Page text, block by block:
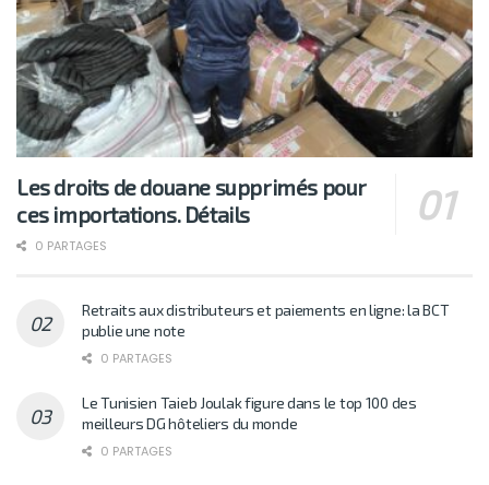
Les droits de douane supprimés pour
ces importations. Détails
0 PARTAGES
Retraits aux distributeurs et paiements en ligne: la BCT
publie une note
0 PARTAGES
Le Tunisien Taieb Joulak figure dans le top 100 des
meilleurs DG hôteliers du monde
0 PARTAGES